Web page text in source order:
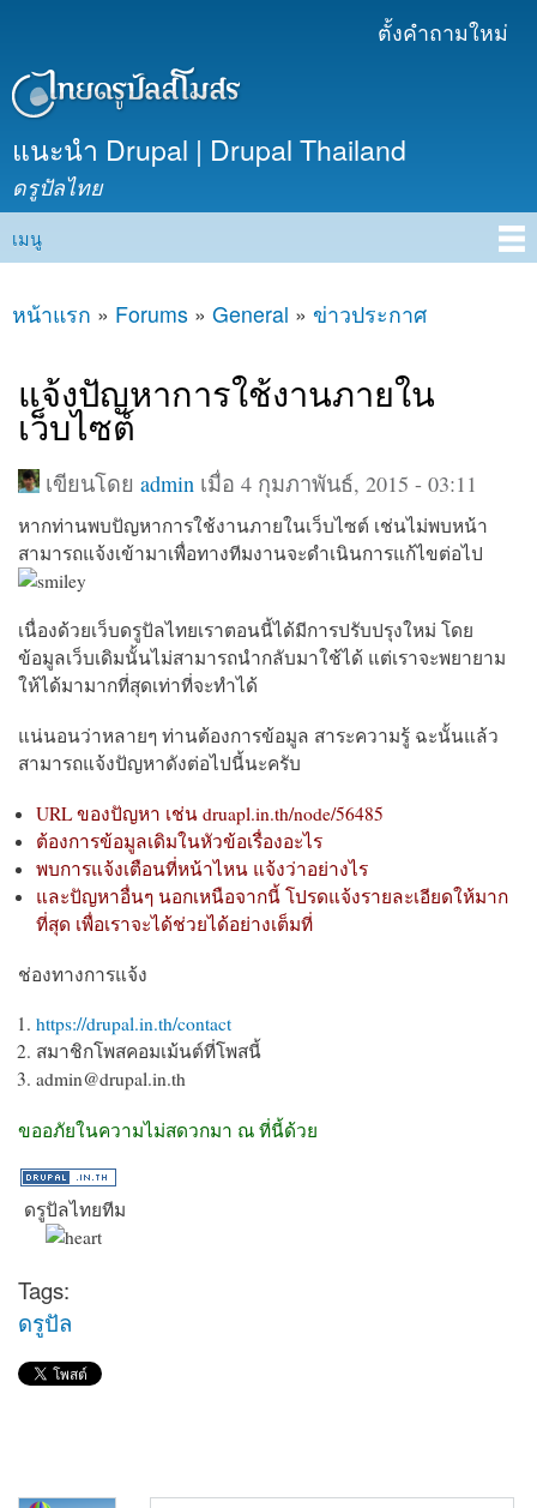
เนื้อหา
ตั้งคำถามใหม่
แนะนำ Drupal | Drupal Thailand
ดรูปัลไทย
Main menu
เมนู
คุณอยู่ที่นี่
หน้าแรก » Forums » General » ข่าวประกาศ
แจ้งปัญหาการใช้งานภายใน
เว็บไซต์
เขียนโดยadmin เมื่อ 4 กุมภาพันธ์, 2015 - 03:11
หากท่านพบปัญหาการใช้งานภายในเว็บไซต์ เช่นไม่พบหน้า
สามารถแจ้งเข้ามาเพื่อทางทีมงานจะดำเนินการแก้ไขต่อไป
เนื่องด้วยเว็บดรูปัลไทยเราตอนนี้ได้มีการปรับปรุงใหม่ โดย
ข้อมูลเว็บเดิมนั้นไม่สามารถนำกลับมาใช้ได้ แต่เราจะพยายาม
ให้ได้มามากที่สุดเท่าที่จะทำได้
แน่นอนว่าหลายๆ ท่านต้องการข้อมูล สาระความรู้ ฉะนั้นแล้ว
สามารถแจ้งปัญหาดังต่อไปนี้นะครับ
URL ของปัญหา เช่น druapl.in.th/node/56485
ต้องการข้อมูลเดิมในหัวข้อเรื่องอะไร
พบการแจ้งเตือนที่หน้าไหน แจ้งว่าอย่างไร
และปัญหาอื่นๆ นอกเหนือจากนี้ โปรดแจ้งรายละเอียดให้มาก
ที่สุด เพื่อเราจะได้ช่วยได้อย่างเต็มที่
ช่องทางการแจ้ง
https://drupal.in.th/contact
สมาชิกโพสคอมเม้นต์ที่โพสนี้
admin@drupal.in.th
ขออภัยในความไม่สดวกมา ณ ที่นี้ด้วย
ดรูปัลไทยทีม
Tags:
ดรูปัล